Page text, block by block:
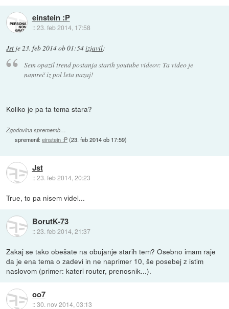
einstein :P
::23. feb 2014, 17:58
Jst je23. feb 2014 ob 01:54izjavil:
Sem opazil trend postanja starih youtube videov: Ta video je
namreč iz pol leta nazaj!
Koliko je pa ta tema stara?
Zgodovina sprememb…
spremenil:einstein :P(23. feb 2014 ob 17:59)
Jst
::23. feb 2014, 20:23
True, to pa nisem videl...
BorutK-73
::23. feb 2014, 21:37
Zakaj se tako obešate na obujanje starih tem? Osebno imam raje
da je ena tema o zadevi in ne naprimer 10, še posebej z istim
naslovom (primer: kateri router, prenosnik...).
oo7
::30. nov 2014, 03:13